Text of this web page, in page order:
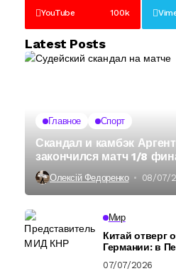
YouTube 100k
Latest Posts
Главное Спорт
Скандал и камбэк
закончился матч 1/8
Олексій Федоренко 08/07/
Мир
Китай отверг
Германии: в
военных
07/07/2026